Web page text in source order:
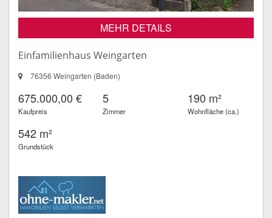
MEHR DETAILS
Einfamilienhaus Weingarten
76356 Weingarten (Baden)
675.000,00 €
Kaufpreis
5
Zimmer
190 m²
Wohnfläche (ca.)
542 m²
Grundstück